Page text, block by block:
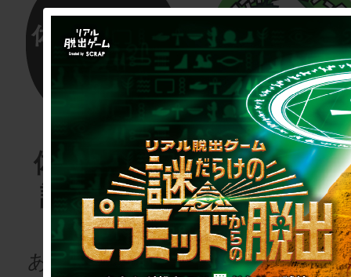
体験する物
語project
あなたも、物語
リアル脱
ゲーム
for